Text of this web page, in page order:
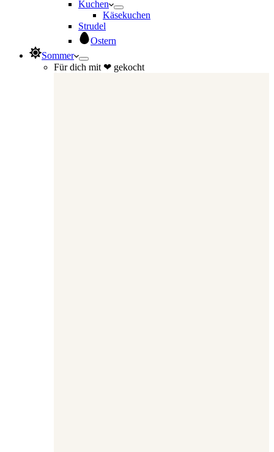
Kuchen
Käsekuchen
Strudel
Ostern
Sommer
Für dich mit ❤ gekocht